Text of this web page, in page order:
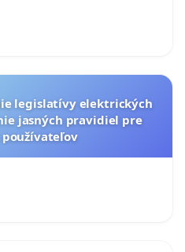
legislatívy elektrických
jasných pravidiel pre